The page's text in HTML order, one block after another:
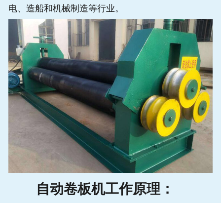
电、造船和机械制造等行业。
自动卷板机工作原理：